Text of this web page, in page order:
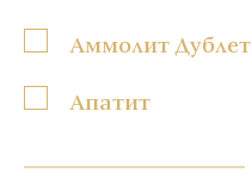
Аммолит Дублет
Апатит